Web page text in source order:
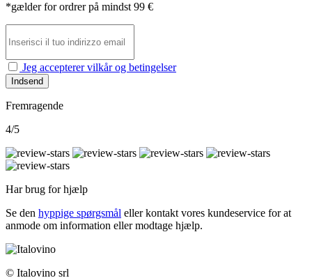
*gælder for ordrer på mindst 99 €
Jeg accepterer vilkår og betingelser
Indsend
Fremragende
4/5
Har brug for hjælp
Se den hyppige spørgsmål eller kontakt vores kundeservice for at
anmode om information eller modtage hjælp.
© Italovino srl